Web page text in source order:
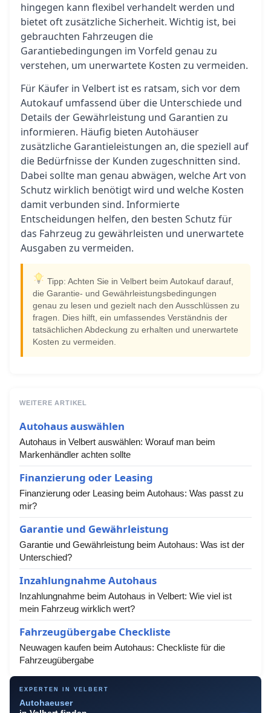
hingegen kann flexibel verhandelt werden und
bietet oft zusätzliche Sicherheit. Wichtig ist, bei
gebrauchten Fahrzeugen die
Garantiebedingungen im Vorfeld genau zu
verstehen, um unerwartete Kosten zu vermeiden.
Für Käufer in Velbert ist es ratsam, sich vor dem
Autokauf umfassend über die Unterschiede und
Details der Gewährleistung und Garantien zu
informieren. Häufig bieten Autohäuser
zusätzliche Garantieleistungen an, die speziell auf
die Bedürfnisse der Kunden zugeschnitten sind.
Dabei sollte man genau abwägen, welche Art von
Schutz wirklich benötigt wird und welche Kosten
damit verbunden sind. Informierte
Entscheidungen helfen, den besten Schutz für
das Fahrzeug zu gewährleisten und unerwartete
Ausgaben zu vermeiden.
Tipp: Achten Sie in Velbert beim Autokauf darauf,
die Garantie- und Gewährleistungsbedingungen
genau zu lesen und gezielt nach den Ausschlüssen zu
fragen. Dies hilft, ein umfassendes Verständnis der
tatsächlichen Abdeckung zu erhalten und unerwartete
Kosten zu vermeiden.
WEITERE ARTIKEL
Autohaus auswählen
Autohaus in Velbert auswählen: Worauf man beim
Markenhändler achten sollte
Finanzierung oder Leasing
Finanzierung oder Leasing beim Autohaus: Was passt zu
mir?
Garantie und Gewährleistung
Garantie und Gewährleistung beim Autohaus: Was ist der
Unterschied?
Inzahlungnahme Autohaus
Inzahlungnahme beim Autohaus in Velbert: Wie viel ist
mein Fahrzeug wirklich wert?
Fahrzeugübergabe Checkliste
Neuwagen kaufen beim Autohaus: Checkliste für die
Fahrzeugübergabe
EXPERTEN IN VELBERT
Autohaeuser